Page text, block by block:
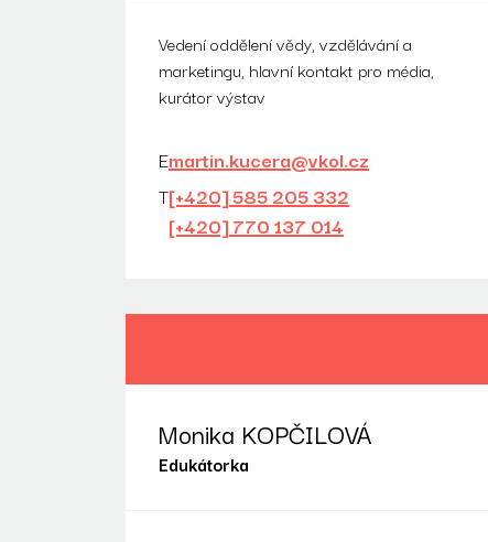
Vedení oddělení vědy, vzdělávání a
marketingu, hlavní kontakt pro média,
kurátor výstav
Emartin.kucera@vkol.cz
T[+420] 585 205 332
[+420] 770 137 014
Monika KOPČILOVÁ
Edukátorka